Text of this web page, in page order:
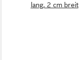
lang, 2 cm breit